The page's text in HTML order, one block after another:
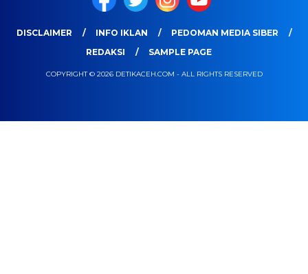
DISCLAIMER INFO IKLAN
PEDOMAN MEDIA SIBER
REDAKSI
SAMPLE PAGE
COPYRIGHT © 2026 DETIKACEH.COM - ALL RIGHTS RESERVED